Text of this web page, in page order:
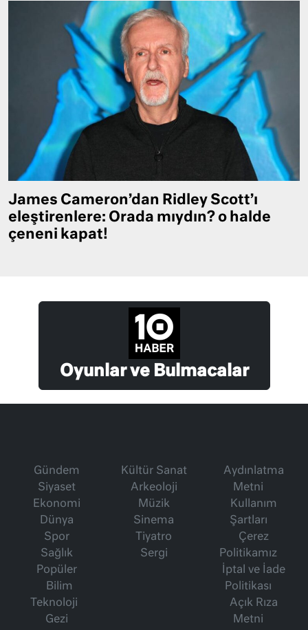
James Cameron’dan Ridley Scott’ı
eleştirenlere: Orada mıydın? o halde
çeneni kapat!
Oyunlar ve Bulmacalar
Gündem
Siyaset
Ekonomi
Dünya
Spor
Sağlık
Popüler
Bilim
Teknoloji
Gezi
Kültür Sanat
Arkeoloji
Müzik
Sinema
Tiyatro
Sergi
Aydınlatma
Metni
Kullanım
Şartları
Çerez
Politikamız
İptal ve İade
Politikası
Açık Rıza
Metni